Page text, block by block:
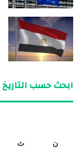
ابحث حسب التاريخ
ن ث